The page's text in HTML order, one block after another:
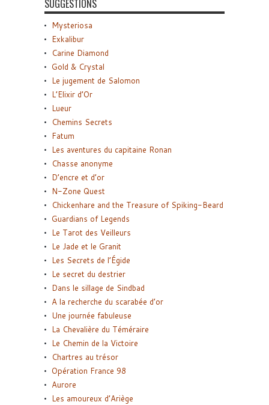
SUGGESTIONS
Mysteriosa
Exkalibur
Carine Diamond
Gold & Crystal
Le jugement de Salomon
L’Elixir d’Or
Lueur
Chemins Secrets
Fatum
Les aventures du capitaine Ronan
Chasse anonyme
D’encre et d’or
N-Zone Quest
Chickenhare and the Treasure of Spiking-Beard
Guardians of Legends
Le Tarot des Veilleurs
Le Jade et le Granit
Les Secrets de l’Égide
Le secret du destrier
Dans le sillage de Sindbad
A la recherche du scarabée d’or
Une journée fabuleuse
La Chevalière du Téméraire
Le Chemin de la Victoire
Chartres au trésor
Opération France 98
Aurore
Les amoureux d’Ariège